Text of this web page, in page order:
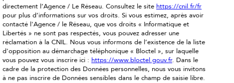
directement l’Agence / Le Réseau. Consultez le site https://cnil.fr/fr
pour plus d’informations sur vos droits. Si vous estimez, après avoir
contacté l'Agence / le Réseau, que vos droits « Informatique et
Libertés » ne sont pas respectés, vous pouvez adresser une
réclamation à la CNIL. Nous vous informons de l’existence de la liste
d'opposition au démarchage téléphonique « Bloctel », sur laquelle
vous pouvez vous inscrire ici : https://www.bloctel.gouv.fr. Dans le
cadre de la protection des Données personnelles, nous vous invitons
à ne pas inscrire de Données sensibles dans le champ de saisie libre.